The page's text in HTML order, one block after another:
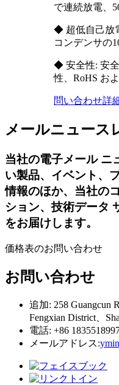
で連続放電、
◆ 超低自己放
コンデンサの
◆ 安全性: 安
性、RoHS お
問い合わせ詳
メールニュース
当社の電子メール ニ
い製品、イベント、
情報のほか、当社の
ション、技術データ
をお届けします。
価格表のお問い合わせ
お問い合わせ
追加: 258 Guangcun
Fengxian District、
電話: +86
メールアドレス: